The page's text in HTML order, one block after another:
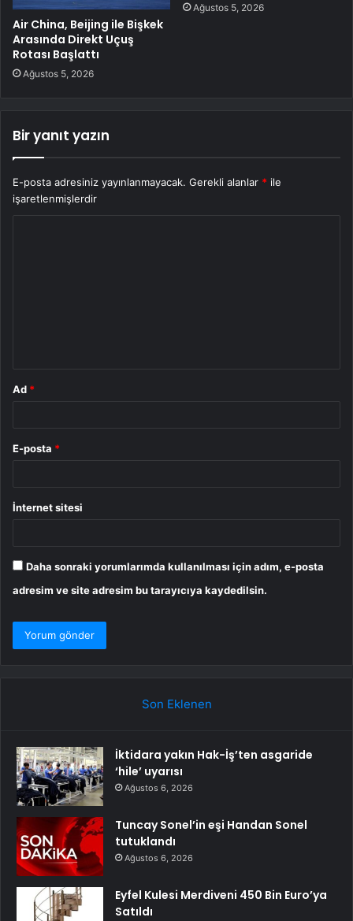
Air China, Beijing ile Bişkek
Arasında Direkt Uçuş
Rotası Başlattı
Ağustos 5, 2026
Ağustos 5, 2026
Bir yanıt yazın
E-posta adresiniz yayınlanmayacak. Gerekli alanlar * ile
işaretlenmişlerdir
Ad *
E-posta *
İnternet sitesi
Daha sonraki yorumlarımda kullanılması için adım, e-posta
adresim ve site adresim bu tarayıcıya kaydedilsin.
Son Eklenen
İktidara yakın Hak-İş’ten asgaride
‘hile’ uyarısı
Ağustos 6, 2026
Tuncay Sonel’in eşi Handan Sonel
tutuklandı
Ağustos 6, 2026
Eyfel Kulesi Merdiveni 450 Bin Euro’ya
Satıldı